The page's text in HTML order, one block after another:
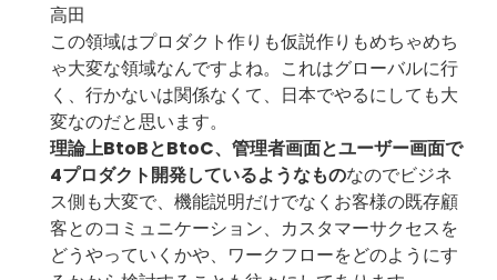
高田
この領域はプロダクト作りも仮説作りもめちゃめち
ゃ大変な領域なんですよね。これはグローバルに行
く、行かないは関係なくて、日本でやるにしても大
変なのだと思います。
理論上BtoBとBtoC、管理者画面とユーザー画面で
4プロダクト開発しているようなものなのでビジネ
ス側も大変で、機能説明だけでなくお客様の既存顧
客とのコミュニケーション、カスタマーサクセスを
どうやっていくかや、ワークフローをどのようにす